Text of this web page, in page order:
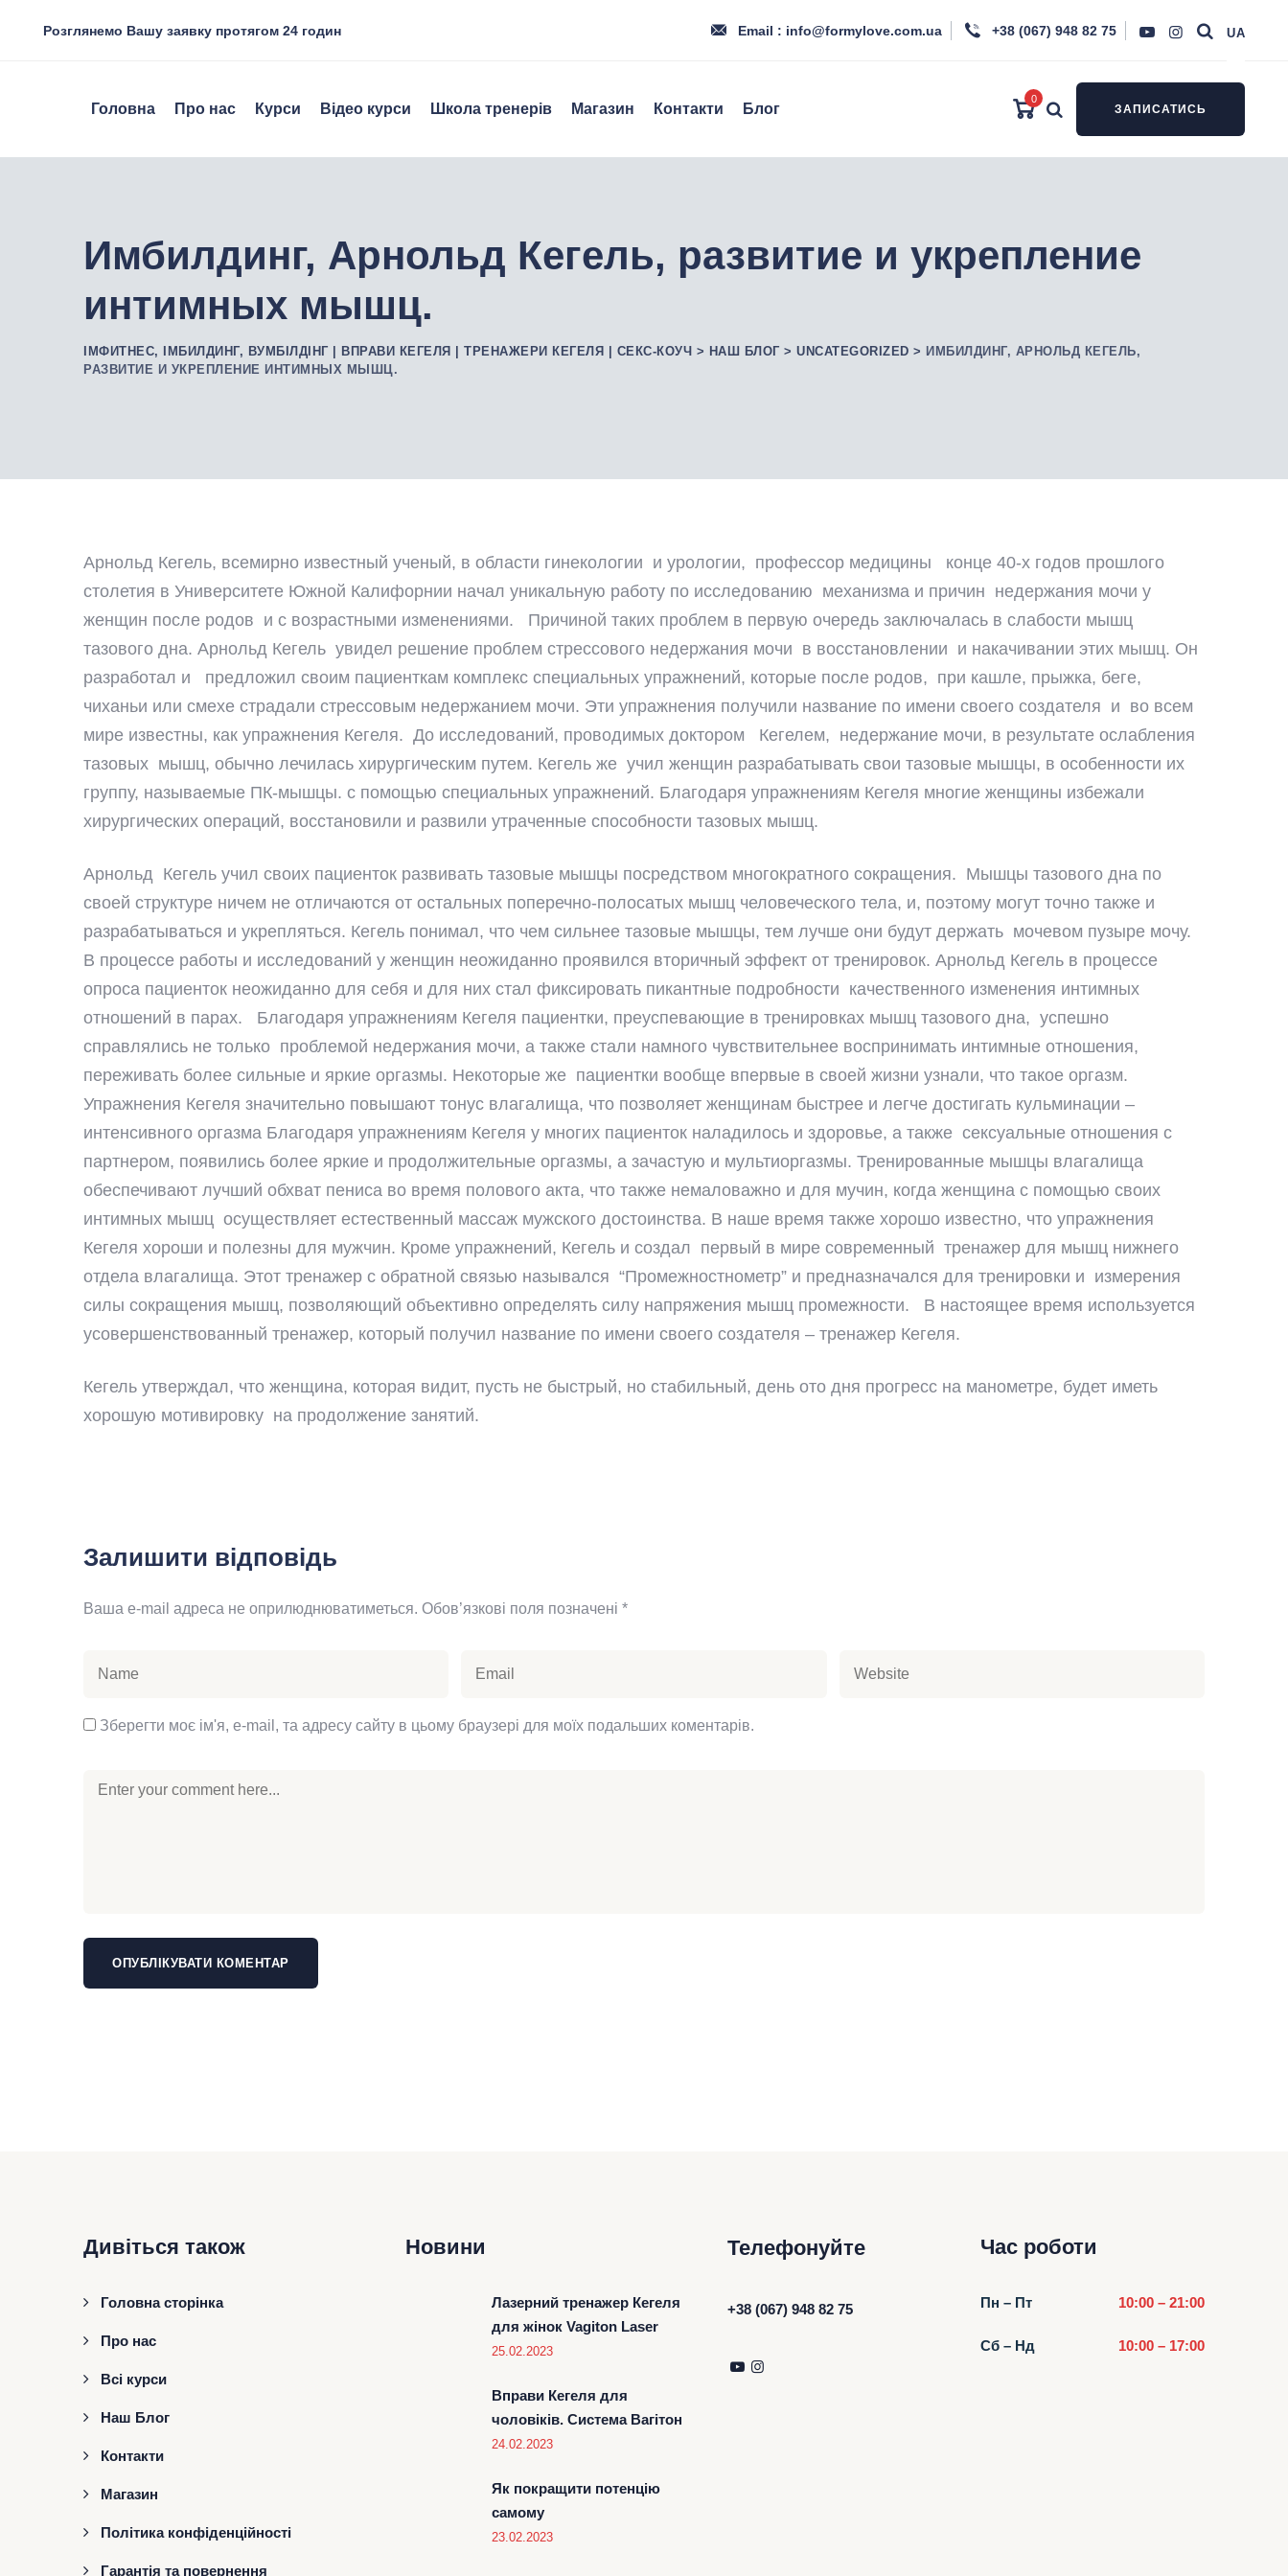
Розглянемо Вашу заявку протягом 24 годин Email : info@formylove.com.ua +38 (067) 948 82 75 UA
Головна Про нас Курси Відео курси Школа тренерів Магазин Контакти Блог
0
ЗАПИСАТИСЬ
Имбилдинг, Арнольд Кегель, развитие и укрепление
интимных мышц.
ІМФИТНЕС, ІМБИЛДИНГ, ВУМБІЛДІНГ | ВПРАВИ КЕГЕЛЯ | ТРЕНАЖЕРИ КЕГЕЛЯ | СЕКС-КОУЧ > НАШ БЛОГ > UNCATEGORIZED > ИМБИЛДИНГ, АРНОЛЬД КЕГЕЛЬ,
РАЗВИТИЕ И УКРЕПЛЕНИЕ ИНТИМНЫХ МЫШЦ.
Арнольд Кегель, всемирно известный ученый, в области гинекологии и урологии, профессор медицины конце 40-х годов прошлого
столетия в Университете Южной Калифорнии начал уникальную работу по исследованию механизма и причин недержания мочи у
женщин после родов и с возрастными изменениями. Причиной таких проблем в первую очередь заключалась в слабости мышц
тазового дна. Арнольд Кегель увидел решение проблем стрессового недержания мочи в восстановлении и накачивании этих мышц. Он
разработал и предложил своим пациенткам комплекс специальных упражнений, которые после родов, при кашле, прыжка, беге,
чиханьи или смехе страдали стрессовым недержанием мочи. Эти упражнения получили название по имени своего создателя и во всем
мире известны, как упражнения Кегеля. До исследований, проводимых доктором Кегелем, недержание мочи, в результате ослабления
тазовых мышц, обычно лечилась хирургическим путем. Кегель же учил женщин разрабатывать свои тазовые мышцы, в особенности их
группу, называемые ПК-мышцы. с помощью специальных упражнений. Благодаря упражнениям Кегеля многие женщины избежали
хирургических операций, восстановили и развили утраченные способности тазовых мышц.
Арнольд Кегель учил своих пациенток развивать тазовые мышцы посредством многократного сокращения. Мышцы тазового дна по
своей структуре ничем не отличаются от остальных поперечно-полосатых мышц человеческого тела, и, поэтому могут точно также и
разрабатываться и укрепляться. Кегель понимал, что чем сильнее тазовые мышцы, тем лучше они будут держать мочевом пузыре мочу.
В процессе работы и исследований у женщин неожиданно проявился вторичный эффект от тренировок. Арнольд Кегель в процессе
опроса пациенток неожиданно для себя и для них стал фиксировать пикантные подробности качественного изменения интимных
отношений в парах. Благодаря упражнениям Кегеля пациентки, преуспевающие в тренировках мышц тазового дна, успешно
справлялись не только проблемой недержания мочи, а также стали намного чувствительнее воспринимать интимные отношения,
переживать более сильные и яркие оргазмы. Некоторые же пациентки вообще впервые в своей жизни узнали, что такое оргазм.
Упражнения Кегеля значительно повышают тонус влагалища, что позволяет женщинам быстрее и легче достигать кульминации –
интенсивного оргазма Благодаря упражнениям Кегеля у многих пациенток наладилось и здоровье, а также сексуальные отношения с
партнером, появились более яркие и продолжительные оргазмы, а зачастую и мультиоргазмы. Тренированные мышцы влагалища
обеспечивают лучший обхват пениса во время полового акта, что также немаловажно и для мучин, когда женщина с помощью своих
интимных мышц осуществляет естественный массаж мужского достоинства. В наше время также хорошо известно, что упражнения
Кегеля хороши и полезны для мужчин. Кроме упражнений, Кегель и создал первый в мире современный тренажер для мышц нижнего
отдела влагалища. Этот тренажер с обратной связью назывался “Промежностнометр” и предназначался для тренировки и измерения
силы сокращения мышц, позволяющий объективно определять силу напряжения мышц промежности. В настоящее время используется
усовершенствованный тренажер, который получил название по имени своего создателя – тренажер Кегеля.
Кегель утверждал, что женщина, которая видит, пусть не быстрый, но стабильный, день ото дня прогресс на манометре, будет иметь
хорошую мотивировку на продолжение занятий.
Залишити відповідь
Ваша e-mail адреса не оприлюднюватиметься. Обов’язкові поля позначені *
Зберегти моє ім'я, e-mail, та адресу сайту в цьому браузері для моїх подальших коментарів.
Дивіться також
Головна сторінка
Про нас
Всі курси
Наш Блог
Контакти
Магазин
Політика конфіденційності
Гарантія та повернення
Новини
Лазерний тренажер Кегеля
для жінок Vagiton Laser
25.02.2023
Вправи Кегеля для
чоловіків. Система Вагітон
24.02.2023
Як покращити потенцію
самому
23.02.2023
Телефонуйте
+38 (067) 948 82 75
Час роботи
Пн – Пт 10:00 – 21:00
Сб – Нд 10:00 – 17:00